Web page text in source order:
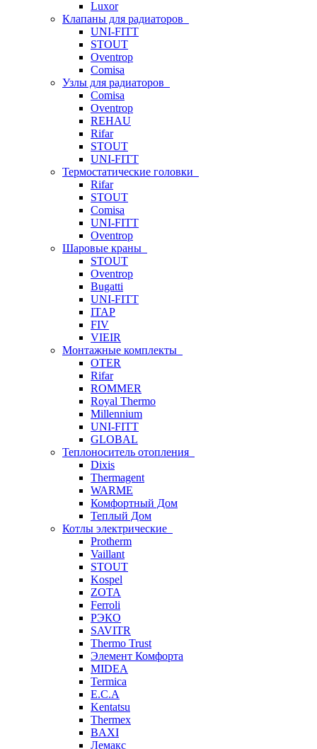
Luxor
Клапаны для радиаторов
UNI-FITT
STOUT
Oventrop
Comisa
Узлы для радиаторов
Comisa
Oventrop
REHAU
Rifar
STOUT
UNI-FITT
Термостатические головки
Rifar
STOUT
Comisa
UNI-FITT
Oventrop
Шаровые краны
STOUT
Oventrop
Bugatti
UNI-FITT
ITAP
FIV
VIEIR
Монтажные комплекты
OTER
Rifar
ROMMER
Royal Thermo
Millennium
UNI-FITT
GLOBAL
Теплоноситель отопления
Dixis
Thermagent
WARME
Комфортный Дом
Теплый Дом
Котлы электрические
Protherm
Vaillant
STOUT
Kospel
ZOTA
Ferroli
РЭКО
SAVITR
Thermo Trust
Элемент Комфорта
MIDEA
Termica
E.C.A
Kentatsu
Thermex
BAXI
Лемакс